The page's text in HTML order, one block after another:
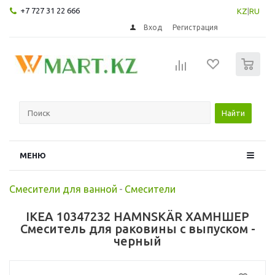
+7 727 31 22 666 KZ RU
Вход Регистрация
Найти
МЕНЮ
Смесители для ванной - Смесители
IKEA 10347232 HAMNSKÄR ХАМНШЕР
Смеситель для раковины с выпуском -
черный